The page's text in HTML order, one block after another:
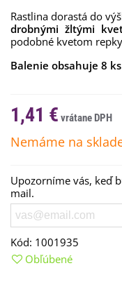
Rastlina dorastá do
drobnými žltými
podobné kvetom repky
Balenie obsahuje 8
1,41 €
Nemáme na
Upozorníme vás, keď
mail.
Kód: 1001935
Obľúbené